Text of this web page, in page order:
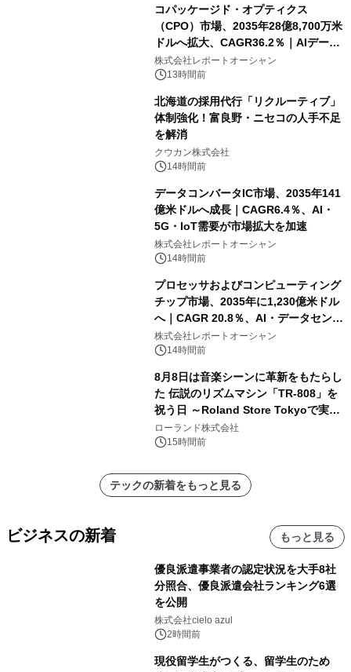
コパッケージド・オプティクス
（CPO）市場、2035年28億8,700万米
ドルへ拡大、CAGR36.2％｜AIデータ
センター・高速光通信需要が成長を加
速
株式会社レポートオーシャン
13時間前
北海道の採用代行「リクルーティブ」
体制強化！富良野・ニセコの人手不足
を解消
クウカン株式会社
14時間前
データコンバータIC市場、2035年141
億米ドルへ成長｜CAGR6.4％、AI・
5G・IoT需要が市場拡大を加速
株式会社レポートオーシャン
14時間前
プロセッサおよびコンピューティング
チップ市場、2035年に1,230億米ドル
へ｜CAGR 20.8％、AI・データセンタ
ー需要が成長を牽引
株式会社レポートオーシャン
14時間前
8月8日は音楽シーンに革新をもたらし
た 伝説のリズムマシン「TR-808」を
祝う日 ～Roland Store Tokyoで実機
を展示しての 記念キャンペーンを開
催 英国ラジオ「NTS」の 特別プログ
アーティストを フィーチャーしたアニ
メーションを公開～
ローランド株式会社
15時間前
テックの新着をもっと見る
ビジネスの新着 もっと見る
優良派遣事業者の認定状況を大手8社
分照合、優良派遣会社ランキング6選
を公開
株式会社cielo azul
2時間前
現役留学生がつくる、留学生のため